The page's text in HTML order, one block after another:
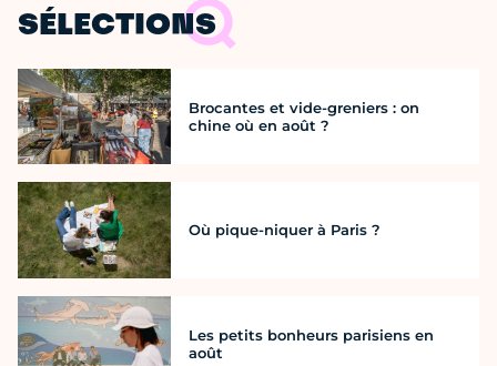
SÉLECTIONS
Brocantes et vide-greniers : on
chine où en août ?
Où pique-niquer à Paris ?
Les petits bonheurs parisiens en
août